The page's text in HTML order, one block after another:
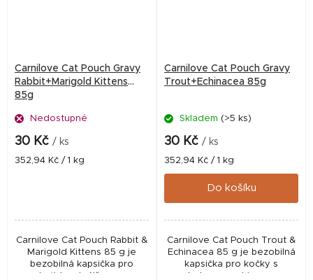
Carnilove Cat Pouch Gravy
Rabbit+Marigold Kittens
85g
Nedostupné
30 Kč / ks
Měrná
352,94 Kč / 1 kg
Carnilove Cat Pouch Rabbit &
Marigold Kittens 85 g je
bezobilná kapsička pro
koťata s králíkem a
Carnilove Cat Pouch Gravy
Trout+Echinacea 85g
Skladem (>5 ks)
30 Kč / ks
Měrná
cena:
352,94 Kč / 1 kg
Do košíku
Carnilove Cat Pouch Trout &
Echinacea 85 g je bezobilná
kapsička pro kočky s
pstruhem a echinaceou.